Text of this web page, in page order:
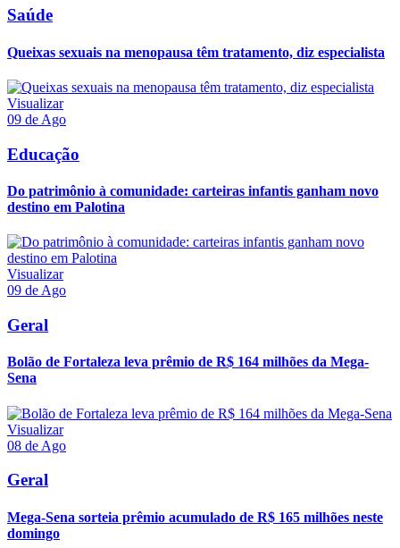
Saúde
Queixas sexuais na menopausa têm tratamento, diz especialista
Visualizar
09 de Ago
Educação
Do patrimônio à comunidade: carteiras infantis ganham novo
destino em Palotina
Visualizar
09 de Ago
Geral
Bolão de Fortaleza leva prêmio de R$ 164 milhões da Mega-
Sena
Visualizar
08 de Ago
Geral
Mega-Sena sorteia prêmio acumulado de R$ 165 milhões neste
domingo